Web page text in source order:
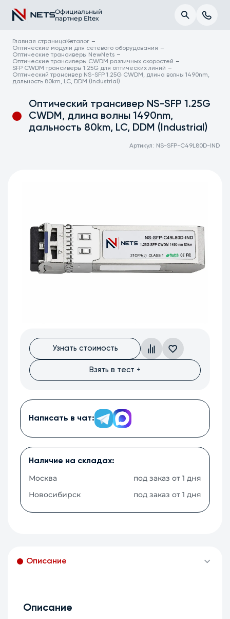
Официальный
партнер Eltex
Главная страница Каталог
Оптические модули для сетевого оборудования
Оптические трансиверы NewNets
Оптические трансиверы CWDM различных скоростей
SFP CWDM трансиверы 1.25G для оптических линий
Оптический трансивер NS-SFP 1.25G CWDM, длина волны 1490nm,
дальность 80km, LC, DDM (Industrial)
Оптический трансивер NS-SFP 1.25G
CWDM, длина волны 1490nm,
дальность 80km, LC, DDM (Industrial)
Артикул: NS-SFP-C49L80D-IND
Узнать стоимость
Взять в тест +
Написать в чат:
Наличие на складах:
Москва
под заказ от 1 дня
Новосибирск
под заказ от 1 дня
Описание
Описание